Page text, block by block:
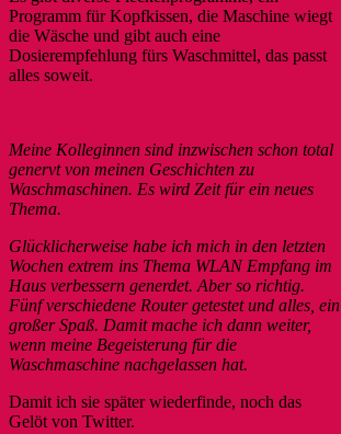
Programm für Kopfkissen, die Maschine wiegt
die Wäsche und gibt auch eine
Dosierempfehlung fürs Waschmittel, das passt
alles soweit.
Meine Kolleginnen sind inzwischen schon total
genervt von meinen Geschichten zu
Waschmaschinen. Es wird Zeit für ein neues
Thema.
Glücklicherweise habe ich mich in den letzten
Wochen extrem ins Thema WLAN Empfang im
Haus verbessern generdet. Aber so richtig.
Fünf verschiedene Router getestet und alles, ein
großer Spaß. Damit mache ich dann weiter,
wenn meine Begeisterung für die
Waschmaschine nachgelassen hat.
Damit ich sie später wiederfinde, noch das
Gelöt von Twitter.